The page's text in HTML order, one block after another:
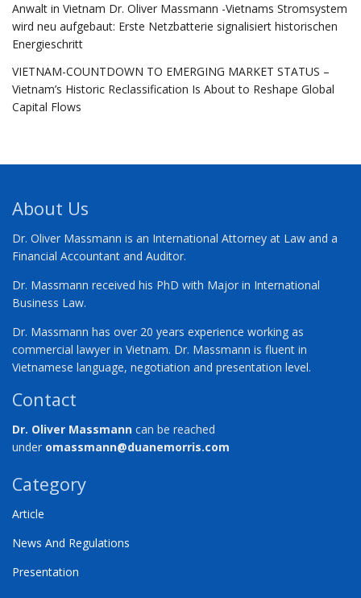
Anwalt in Vietnam Dr. Oliver Massmann -Vietnams Stromsystem
wird neu aufgebaut: Erste Netzbatterie signalisiert historischen
Energieschritt
VIETNAM-COUNTDOWN TO EMERGING MARKET STATUS –
Vietnam’s Historic Reclassification Is About to Reshape Global
Capital Flows
About Us
Dr. Oliver Massmann is an International Attorney at Law and a
Financial Accountant and Auditor.
Dr. Massmann received his PhD with Major in International
Business Law.
Dr. Massmann has over 20 years experience working as
commercial lawyer in Vietnam. Dr. Massmann is fluent in
Vietnamese language, negotiation and presentation level.
Contact
Dr. Oliver Massmann can be reached
under omassmann@duanemorris.com
Category
Article
News And Regulations
Presentation